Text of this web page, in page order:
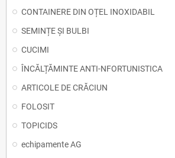
CONTAINERE DIN OȚEL INOXIDABIL
SEMINȚE ȘI BULBI
CUCIMI
ÎNCĂLȚĂMINTE ANTI-NFORTUNISTICA
ARTICOLE DE CRĂCIUN
FOLOSIT
TOPICIDS
echipamente AG